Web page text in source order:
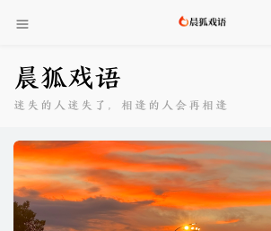
晨狐戏语
迷失的人迷失了，相逢的人会再相逢